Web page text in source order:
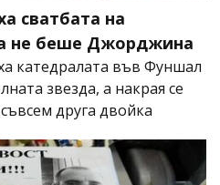
сватбата на
не беше Джорджина
катедралата във Фуншал
звезда, а накрая се
друга двойка